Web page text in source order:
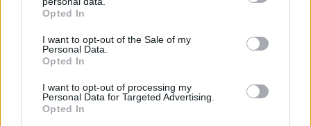
grant or deny consent to Google and its third-party tags to
use your data for below specified purposes in below Google
consent section.
Opted In
I want to opt-out of the Sale of my
Personal Data.
Opted In
I want to opt-out of processing my
Personal Data for Targeted Advertising.
Opted In
όσους είχαν ανάγκη»: Συγκλονίζει η
βρέθηκε νεκρή σε βαλίτσα στην
Κυψέλη